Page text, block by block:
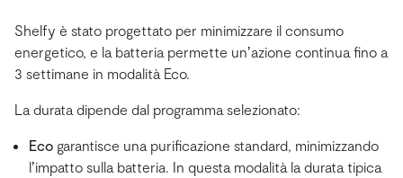
Shelfy è stato progettato per minimizzare il consumo
energetico, e la batteria permette unʼazione continua fino a
3 settimane in modalità Eco.
La durata dipende dal programma selezionato:
Eco garantisce una purificazione standard, minimizzando
lʼimpatto sulla batteria. In questa modalità la durata tipica